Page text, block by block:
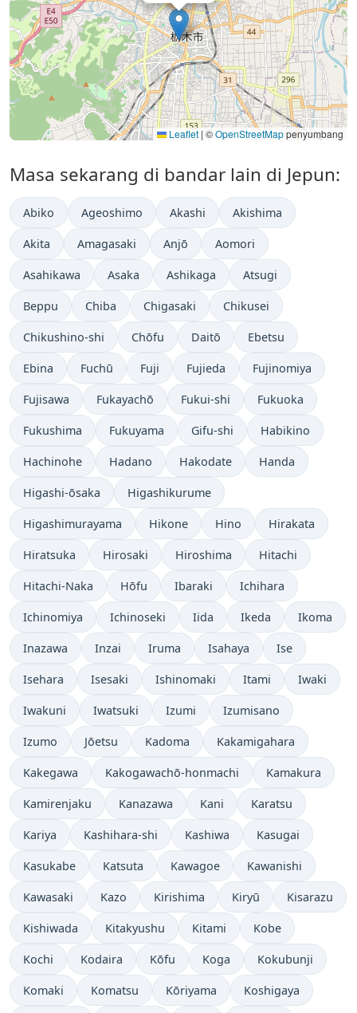
Leaflet | ©OpenStreetMappenyumbang
Masa sekarang di bandar lain di Jepun:
Abiko Ageoshimo Akashi Akishima
Akita Amagasaki Anjō Aomori
Asahikawa Asaka Ashikaga Atsugi
Beppu Chiba Chigasaki Chikusei
Chikushino-shi Chōfu Daitō Ebetsu
Ebina Fuchū Fuji Fujieda Fujinomiya
Fujisawa Fukayachō Fukui-shi Fukuoka
Fukushima Fukuyama Gifu-shi Habikino
Hachinohe Hadano Hakodate Handa
Higashi-ōsaka Higashikurume
Higashimurayama Hikone Hino Hirakata
Hiratsuka Hirosaki Hiroshima Hitachi
Hitachi-Naka Hōfu Ibaraki Ichihara
Ichinomiya Ichinoseki Iida Ikeda Ikoma
Inazawa Inzai Iruma Isahaya Ise
Isehara Isesaki Ishinomaki Itami Iwaki
Iwakuni Iwatsuki Izumi Izumisano
Izumo Jōetsu Kadoma Kakamigahara
Kakegawa Kakogawachō-honmachi Kamakura
Kamirenjaku Kanazawa Kani Karatsu
Kariya Kashihara-shi Kashiwa Kasugai
Kasukabe Katsuta Kawagoe Kawanishi
Kawasaki Kazo Kirishima Kiryū Kisarazu
Kishiwada Kitakyushu Kitami Kobe
Kochi Kodaira Kōfu Koga Kokubunji
Komaki Komatsu Kōriyama Koshigaya